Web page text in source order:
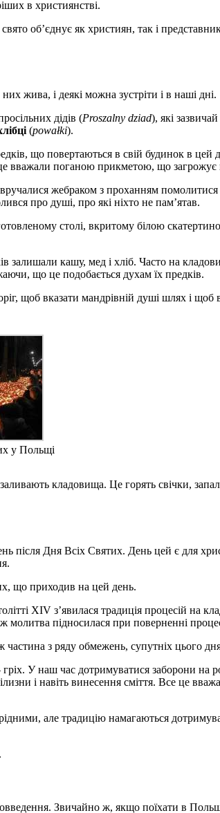
в християнстві.
об’єднує як християн, так і
жива, і деякі можна зустріти і в наші дні.
дідів (Proszalny dziad), які
(powałki).
що повертаються в свій будинок в цей
вважали поганою прикметою, що
вручалися жебраком з проханням
про душі, про які ніхто не пам’ятав.
столі, вкритому білою
залишали кашу, мед і хліб. Часто на
що це подобається духам їх предків.
щоб вказати мандрівній душі шлях і щоб
у Польщі
кладовища. Це горять свічки,
після Дня Всіх Святих. День цей є для
що приходив на цей день.
XIV з’явилася традиція процесій на
молитва підносилася при поверненні
частина з ряду обмежень, супутніх цього
У наш час дотримуватися заборони на
і навіть винесення сміття. Все це
але традицію намагаються
Звичайно ж, якщо поїхати в